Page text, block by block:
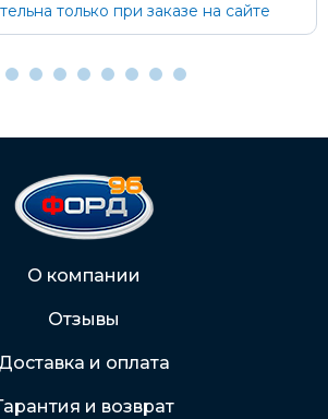
карты рассрочки Халва
0805 1187
банк
о доставке и оплате
только при заказе на сайте
О компании
Отзывы
Доставка и оплата
и возврат